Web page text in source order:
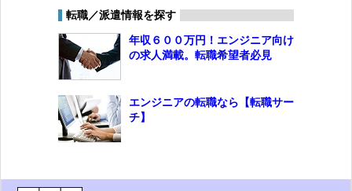
転職／派遣情報を探す
年収６００万円！エンジニア向け
の求人満載。転職希望者必見
エンジニアの転職なら【転職サー
チ】